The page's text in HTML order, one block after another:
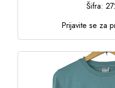
Šifra:
Prijavite se za